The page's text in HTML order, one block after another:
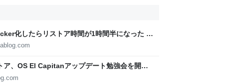
化したらリストア時間が1時間半になった -
ア、OS El Capitanアップデート勉強会を開催